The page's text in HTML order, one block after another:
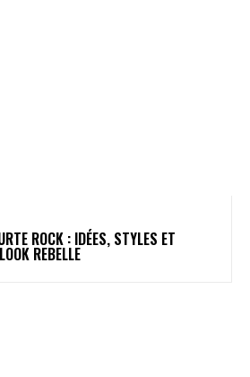
ROCK : IDÉES, STYLES ET
REBELLE